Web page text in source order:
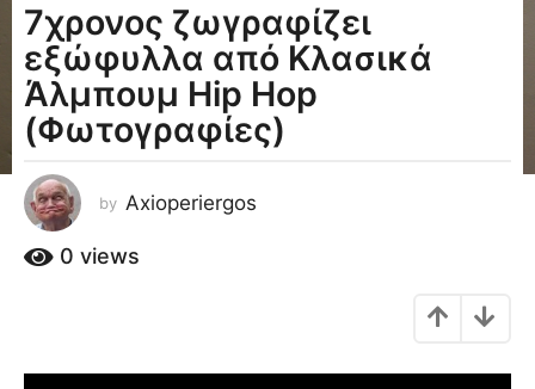
2
τ
η
a
o
1
2
έ
7χρονος ζωγραφίζει
εξώφυλλα από Κλασικά
Άλμπουμ Hip Hop
(Φωτογραφίες)
by Axioperiergos
0 views